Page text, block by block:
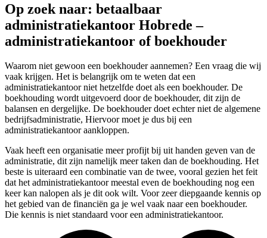
Op zoek naar: betaalbaar
administratiekantoor Hobrede –
administratiekantoor of boekhouder
Waarom niet gewoon een boekhouder aannemen? Een vraag die wij
vaak krijgen. Het is belangrijk om te weten dat een
administratiekantoor niet hetzelfde doet als een boekhouder. De
boekhouding wordt uitgevoerd door de boekhouder, dit zijn de
balansen en dergelijke. De boekhouder doet echter niet de algemene
bedrijfsadministratie, Hiervoor moet je dus bij een
administratiekantoor aankloppen.
Vaak heeft een organisatie meer profijt bij uit handen geven van de
administratie, dit zijn namelijk meer taken dan de boekhouding. Het
beste is uiteraard een combinatie van de twee, vooral gezien het feit
dat het administratiekantoor meestal even de boekhouding nog een
keer kan nalopen als je dit ook wilt. Voor zeer diepgaande kennis op
het gebied van de financiën ga je wel vaak naar een boekhouder.
Die kennis is niet standaard voor een administratiekantoor.